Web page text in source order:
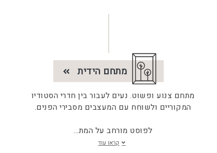
מתחם הידית
מתחם צנוע ופשוט. נעים לעבור בין חדרי הסטודיו
המקוריים ולשוחח עם המעצבים מסבירי הפנים.
לפוסט מורחב על המת...
קראו עוד